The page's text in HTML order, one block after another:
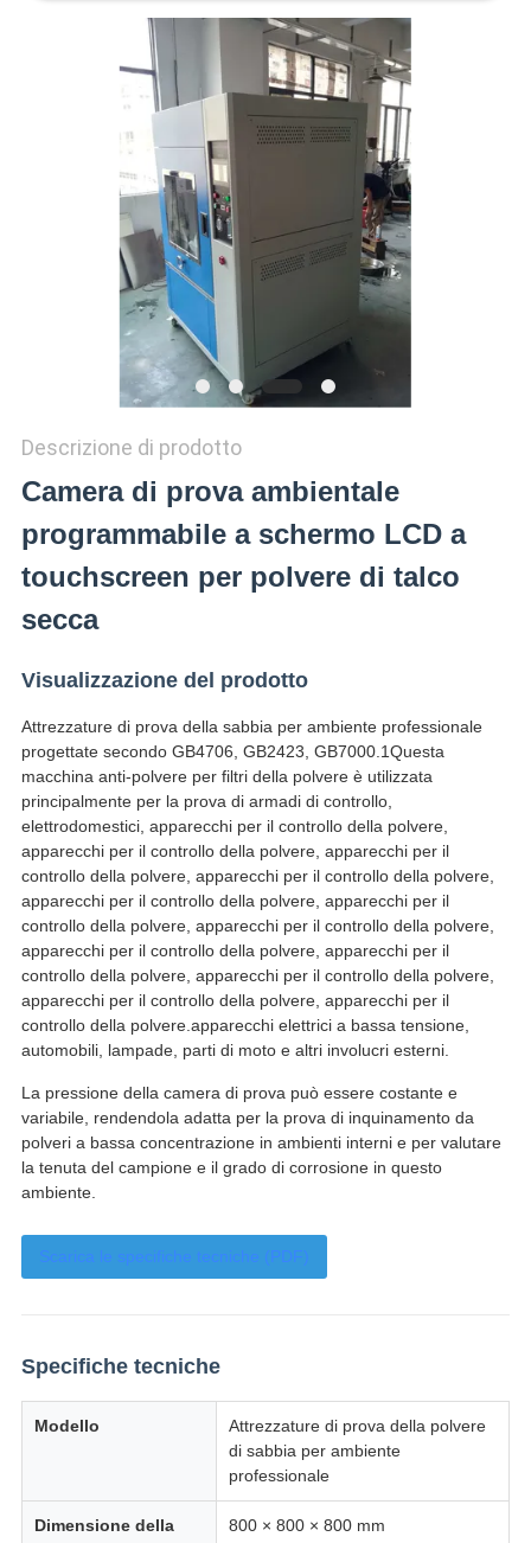
SITEMAP
PRIVACY
Descrizione di prodotto
Camera di prova ambientale
programmabile a schermo LCD a
touchscreen per polvere di talco
secca
Visualizzazione del prodotto
Attrezzature di prova della sabbia per ambiente professionale
progettate secondo GB4706, GB2423, GB7000.1Questa
macchina anti-polvere per filtri della polvere è utilizzata
principalmente per la prova di armadi di controllo,
elettrodomestici, apparecchi per il controllo della polvere,
apparecchi per il controllo della polvere, apparecchi per il
controllo della polvere, apparecchi per il controllo della polvere,
apparecchi per il controllo della polvere, apparecchi per il
controllo della polvere, apparecchi per il controllo della polvere,
apparecchi per il controllo della polvere, apparecchi per il
controllo della polvere, apparecchi per il controllo della polvere,
apparecchi per il controllo della polvere, apparecchi per il
controllo della polvere.apparecchi elettrici a bassa tensione,
automobili, lampade, parti di moto e altri involucri esterni.
La pressione della camera di prova può essere costante e
variabile, rendendola adatta per la prova di inquinamento da
polveri a bassa concentrazione in ambienti interni e per valutare
la tenuta del campione e il grado di corrosione in questo
ambiente.
Scarica le specifiche tecniche (PDF)
Specifiche tecniche
Modello
Attrezzature di prova della polvere
di sabbia per ambiente
professionale
Dimensione della
800 × 800 × 800 mm